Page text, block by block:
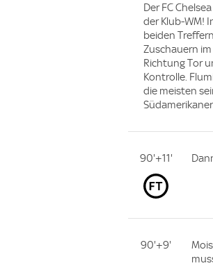
Der FC
der Klub-WM!
beiden
Zuschauern
Richtung Tor
Kontrolle.
die meisten
90'+11'
90'+9'